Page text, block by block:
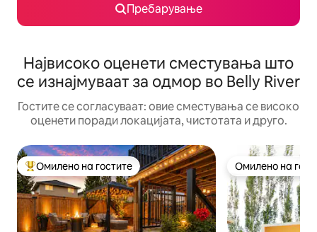
Пребарување
Највисоко оценети сместувања што
се изнајмуваат за одмор во Belly River
Гостите се согласуваат: овие сместувања се високо
оценети поради локацијата, чистотата и друго.
Меѓу најуспешните „Омилени на гостите“
Омилено на гостите Омилено на
Омилено на